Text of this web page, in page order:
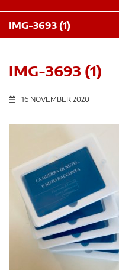
IMG-3693 (1)
IMG-3693 (1)
16 NOVEMBER 2020